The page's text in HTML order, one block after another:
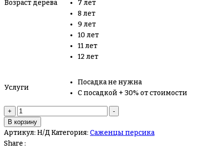
Возраст дерева
7 лет
8 лет
9 лет
10 лет
11 лет
12 лет
Услуги
Посадка не нужна
С посадкой + 30% от стоимости
+
Количество
товара
Персик
Воронежский
-
В корзину
Артикул: Н/ДКатегория: Саженцы персика
Share :